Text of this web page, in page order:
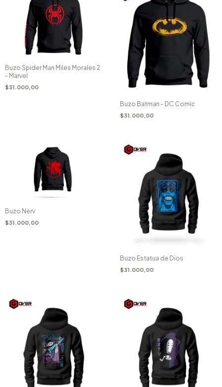
Buzo Spider Man Miles Morales 2
- Marvel
$31.000,00
Buzo Batman - DC Comic
$31.000,00
Buzo Nerv
$31.000,00
Buzo Estatua de Dios
$31.000,00